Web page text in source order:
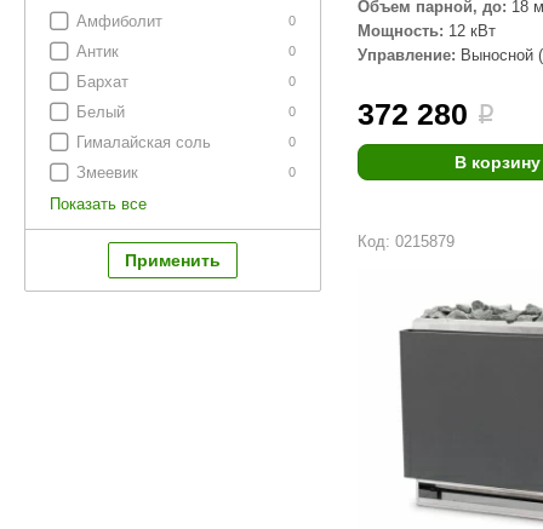
0
Амфиболит
0
Антик
0
Бархат
0
Белый
0
Гималайская соль
0
Змеевик
Показать все
Объем парной, до: 18
Мощность: 12 кВт
Управление: Выносной
372 280 i
В корзину
Код: 0215879